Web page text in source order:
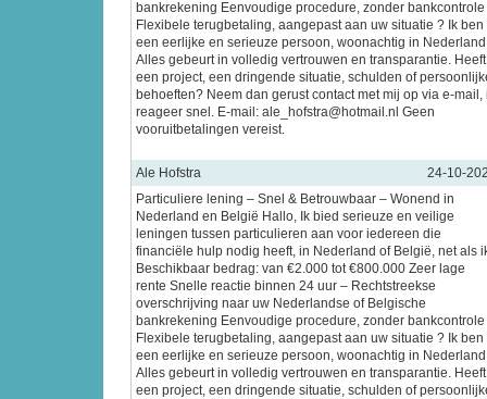
bankrekening Eenvoudige procedure, zonder bankcontrole
Flexibele terugbetaling, aangepast aan uw situatie ? Ik ben
een eerlijke en serieuze persoon, woonachtig in
Alles gebeurt in volledig vertrouwen en transparantie.
een project, een dringende situatie, schulden of
behoeften? Neem dan gerust contact met mij op via e-mail,
reageer snel. E-mail: ale_hofstra@hotmail.nl Geen
vooruitbetalingen vereist.
Ale Hofstra
24-10-
Particuliere lening – Snel & Betrouwbaar – Wonend in
Nederland en België Hallo, Ik bied serieuze en veilige
leningen tussen particulieren aan voor iedereen die
financiële hulp nodig heeft, in Nederland of België, net als
Beschikbaar bedrag: van €2.000 tot €800.000 Zeer lage
rente Snelle reactie binnen 24 uur – Rechtstreekse
overschrijving naar uw Nederlandse of Belgische
bankrekening Eenvoudige procedure, zonder bankcontrole
Flexibele terugbetaling, aangepast aan uw situatie ? Ik ben
een eerlijke en serieuze persoon, woonachtig in
Alles gebeurt in volledig vertrouwen en transparantie.
een project, een dringende situatie, schulden of